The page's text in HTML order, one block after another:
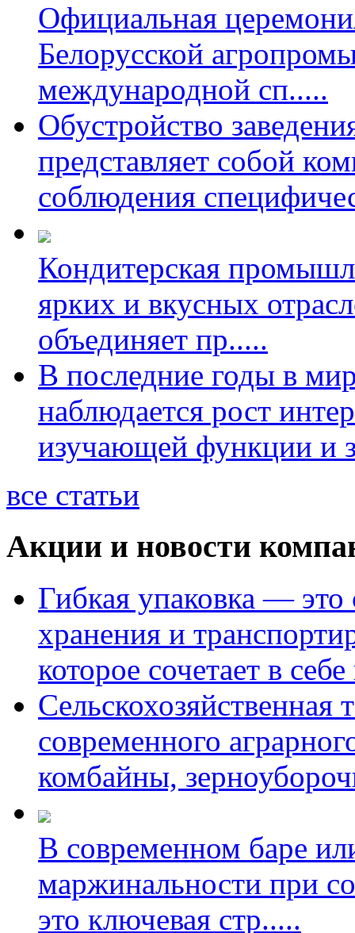
Официальная
Белорусской
международной сп.....
Обустройство
представляет собой
соблюдения
Кондитерская
ярких и вкусных
объединяет пр.....
В последние годы в
наблюдается рост
изучающей функции и
все статьи
Акции и новости
Гибкая упаковка —
хранения и
которое сочетает в
современного
комбайны,
В современном баре
маржинальности при
это ключевая стр.....